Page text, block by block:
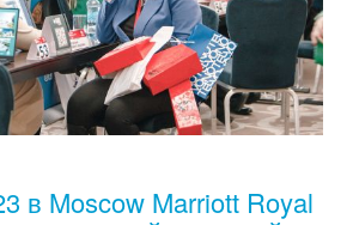
в Moscow Marriott Royal